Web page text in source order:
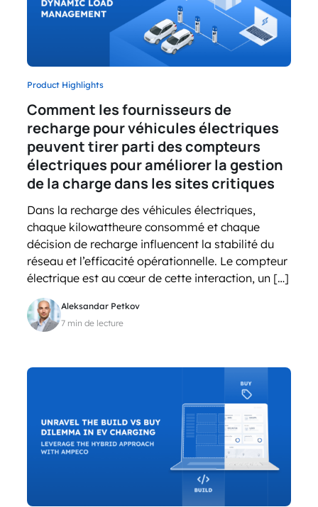
Product Highlights
Comment les fournisseurs de
recharge pour véhicules électriques
peuvent tirer parti des compteurs
électriques pour améliorer la gestion
de la charge dans les sites critiques
Dans la recharge des véhicules électriques,
chaque kilowattheure consommé et chaque
décision de recharge influencent la stabilité du
réseau et l’efficacité opérationnelle. Le compteur
électrique est au cœur de cette interaction, un […]
Aleksandar Petkov
7 min de lecture